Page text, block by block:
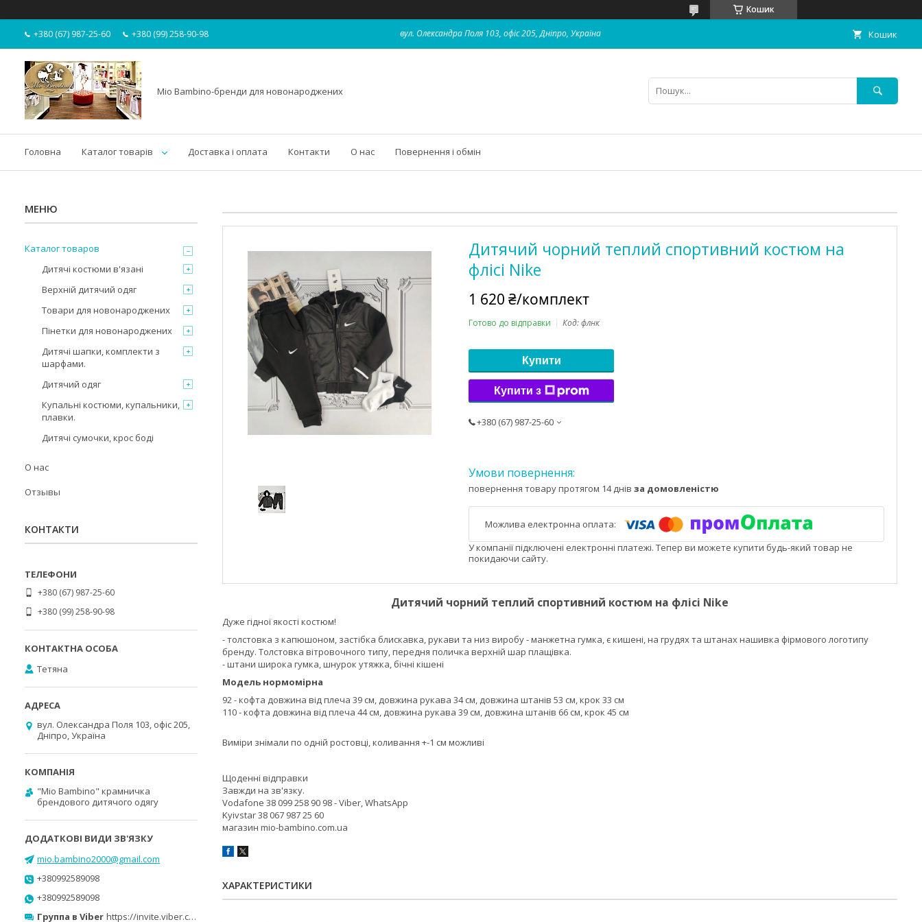
Кошик
+380 (67) 987-25-60 +380 (99) 258-90-98 вул. Олександра Поля 103, офіс 205, Дніпро, Україна Кошик
Mio Bambino-бренди для новонароджених
Головна Каталог товарів Доставка і оплата Контакти О нас Повернення і обмін
Дитячий чорний теплий спортивний костюм на
флісі Nike
1 620 ₴/комплект
Готово до відправки Код:флнк
Купити
Купити з
+380 (67) 987-25-60
повернення товару протягом 14 днів за домовленістю
У компанії підключені електронні платежі. Тепер ви можете купити будь-який товар не
покидаючи сайту.
Дитячий чорний теплий спортивний костюм на флісі Nike
Дуже гідної якості костюм!
- толстовка з капюшоном, застібка блискавка, рукави та низ виробу - манжетна гумка, є кишені, на грудях та штанах нашивка фірмового логотипу
бренду. Толстовка вітровочного типу, передня поличка верхній шар плащівка.
- штани широка гумка, шнурок утяжка, бічні кішені
Модель нормомірна
92 - кофта довжина від плеча 39 см, довжина рукава 34 см, довжина штанів 53 см, крок 33 см
110 - кофта довжина від плеча 44 см, довжина рукава 39 см, довжина штанів 66 см, крок 45 см
Виміри знімали по одній ростовці, коливання +-1 см можливі
Щоденні відправки
Завжди на зв'язку.
Vodafone 38 099 258 90 98 - Viber, WhatsApp
Kyivstar 38 067 987 25 60
магазин mio-bambino.com.ua
ХАРАКТЕРИСТИКИ
Каталог товаров
Дитячі костюми в'язані
Верхній дитячий одяг
Товари для новонароджених
Пінетки для новонароджених
Дитячі шапки, комплекти з
шарфами.
Дитячий одяг
Купальні костюми, купальники,
плавки.
Дитячі сумочки, крос боді
О нас
Отзывы
КОНТАКТИ
+380 (67) 987-25-60
+380 (99) 258-90-98
Тетяна
вул. Олександра Поля 103, офіс 205,
Дніпро, Україна
"Mio Bambino" крамничка
брендового дитячого одягу
mio.bambino2000@gmail.com
+380992589098
+380992589098
Группа в Viber https://invite.viber.com/?g2=AQB0ufind8ISw0sgsCGhsNIX5ImUbR0nGBbftYNtUVQBrgNxagmexD00%2Bpyk6WYC